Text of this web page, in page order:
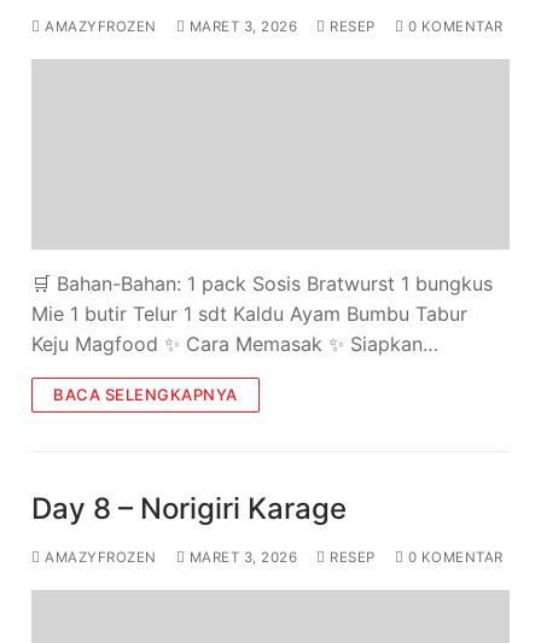
AMAZYFROZEN MARET 3, 2026 RESEP 0 KOMENTAR
🛒 Bahan-Bahan: 1 pack Sosis Bratwurst 1 bungkus
Mie 1 butir Telur 1 sdt Kaldu Ayam Bumbu Tabur
Keju Magfood ✨ Cara Memasak ✨ Siapkan…
BACA SELENGKAPNYA
Day 8 – Norigiri Karage
AMAZYFROZEN MARET 3, 2026 RESEP 0 KOMENTAR